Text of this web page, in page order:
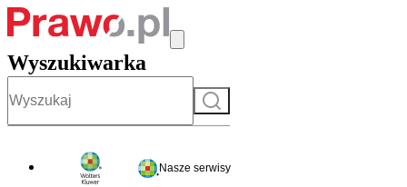
Wyszukiwarka
Szukaj
Nasze serwisy